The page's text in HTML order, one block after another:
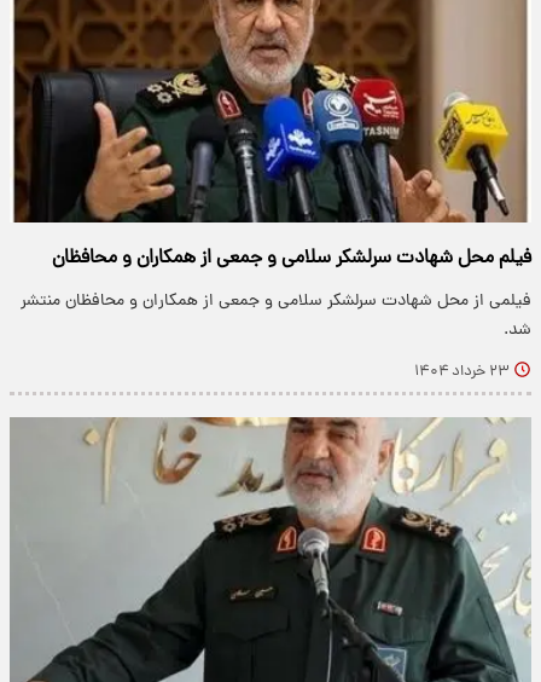
فیلم محل شهادت سرلشکر سلامی و جمعی از همکاران و محافظان
فیلمی از محل شهادت سرلشکر سلامی و جمعی از همکاران و محافظان منتشر
شد.
۲۳ خرداد ۱۴۰۴